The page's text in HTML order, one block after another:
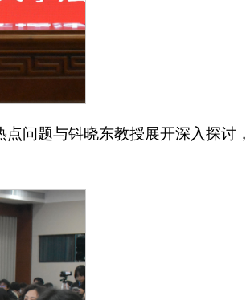
问题与钭晓东教授展开深入探讨，